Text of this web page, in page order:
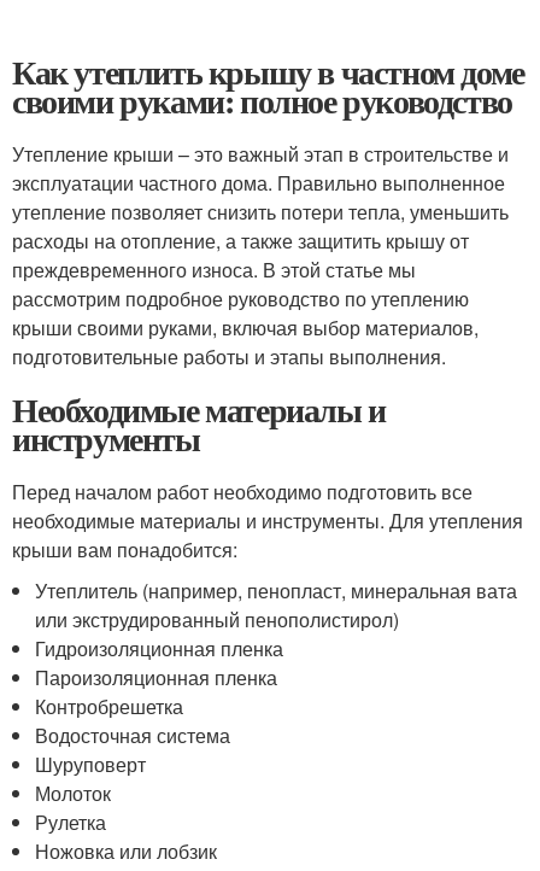
Как утеплить крышу в частном доме
своими руками: полное руководство
Утепление крыши – это важный этап в строительстве и
эксплуатации частного дома. Правильно выполненное
утепление позволяет снизить потери тепла, уменьшить
расходы на отопление, а также защитить крышу от
преждевременного износа. В этой статье мы
рассмотрим подробное руководство по утеплению
крыши своими руками, включая выбор материалов,
подготовительные работы и этапы выполнения.
Необходимые материалы и
инструменты
Перед началом работ необходимо подготовить все
необходимые материалы и инструменты. Для утепления
крыши вам понадобится:
Утеплитель (например, пенопласт, минеральная вата
или экструдированный пенополистирол)
Гидроизоляционная пленка
Пароизоляционная пленка
Контробрешетка
Водосточная система
Шуруповерт
Молоток
Рулетка
Ножовка или лобзик